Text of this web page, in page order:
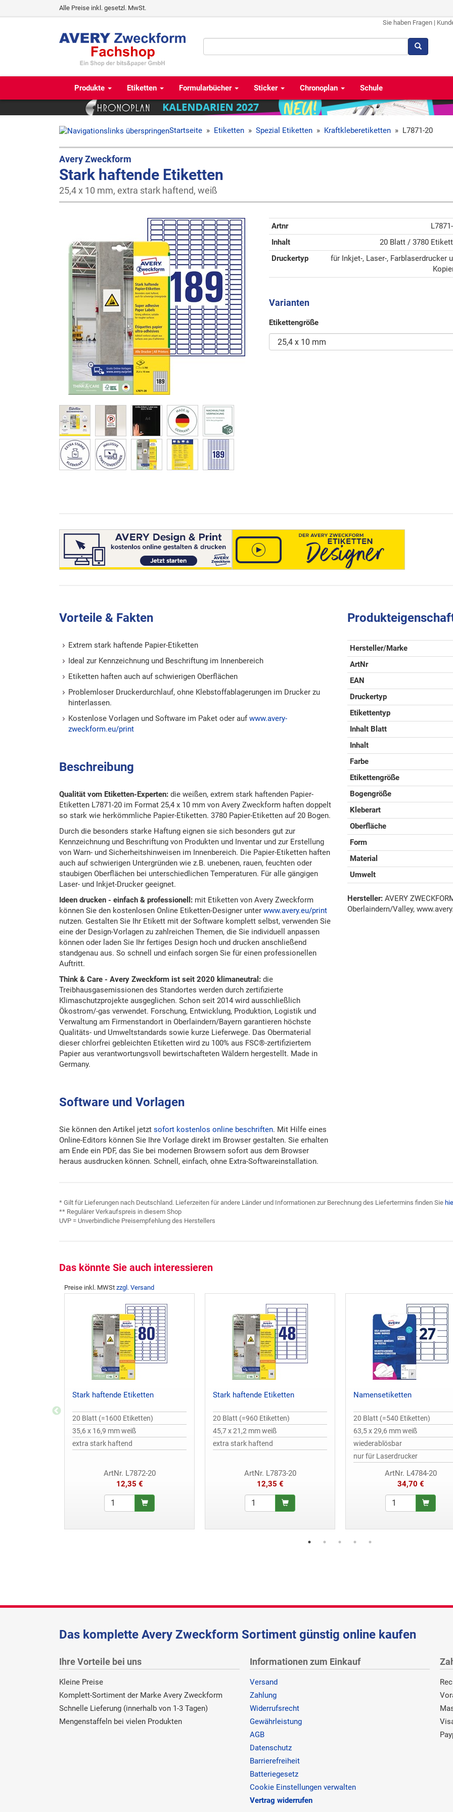
Alle Preise inkl. gesetzl. MwSt.
Sie haben Fragen |
Produkte Etiketten Formularbücher Sticker Chronoplan Schule
Startseite » Etiketten » Spezial Etiketten » Kraftkleberetiketten » L7871-20
Avery Zweckform
Stark haftende Etiketten
25,4 x 10 mm, extra stark haftend, weiß
Artnr
Inhalt
20 Blatt / 3780
Druckertyp
für Inkjet-, Laser-, Farblaserdrucker
Varianten
Etikettengröße
Vorteile & Fakten
Extrem stark haftende Papier-Etiketten
Ideal zur Kennzeichnung und Beschriftung im Innenbereich
Etiketten haften auch auf schwierigen Oberflächen
Problemloser Druckerdurchlauf, ohne Klebstoffablagerungen im Drucker zu
hinterlassen.
Kostenlose Vorlagen und Software im Paket oder aufwww.avery-
zweckform.eu/print
Beschreibung
Qualität vom Etiketten-Experten: die weißen, extrem stark haftenden Papier-
Etiketten L7871-20 im Format 25,4 x 10 mm von Avery Zweckform haften doppelt
so stark wie herkömmliche Papier-Etiketten. 3780 Papier-Etiketten auf 20 Bogen.
Durch die besonders starke Haftung eignen sie sich besonders gut zur
Kennzeichnung und Beschriftung von Produkten und Inventar und zur Erstellung
von Warn- und Sicherheitshinweisen im Innenbereich. Die Papier-Etiketten haften
auch auf schwierigen Untergründen wie z.B. unebenen, rauen, feuchten oder
staubigen Oberflächen bei unterschiedlichen Temperaturen. Für alle gängigen
Laser- und Inkjet-Drucker geeignet.
Ideen drucken - einfach & professionell: mit Etiketten von Avery Zweckform
können Sie den kostenlosen Online Etiketten-Designer unter www.avery.eu/print
nutzen. Gestalten Sie Ihr Etikett mit der Software komplett selbst, verwenden Sie
eine der Design-Vorlagen zu zahlreichen Themen, die Sie individuell anpassen
können oder laden Sie Ihr fertiges Design hoch und drucken anschließend
standgenau aus. So schnell und einfach sorgen Sie für einen professionellen
Auftritt.
Think & Care - Avery Zweckform ist seit 2020 klimaneutral: die
Treibhausgasemissionen des Standortes werden durch zertifizierte
Klimaschutzprojekte ausgeglichen. Schon seit 2014 wird ausschließlich
Ökostrom/-gas verwendet. Forschung, Entwicklung, Produktion, Logistik und
Verwaltung am Firmenstandort in Oberlaindern/Bayern garantieren höchste
Qualitäts- und Umweltstandards sowie kurze Lieferwege. Das Obermaterial
dieser chlorfrei gebleichten Etiketten wird zu 100% aus FSC®-zertifiziertem
Papier aus verantwortungsvoll bewirtschafteten Wäldern hergestellt. Made in
Germany.
Software und Vorlagen
Sie können den Artikel jetzt sofort kostenlos online beschriften. Mit Hilfe eines
Online-Editors können Sie Ihre Vorlage direkt im Browser gestalten. Sie erhalten
am Ende ein PDF, das Sie bei modernen Browsern sofort aus dem Browser
heraus ausdrucken können. Schnell, einfach, ohne Extra-Softwareinstallation.
Hersteller/Marke
ArtNr
EAN
Druckertyp
Etikettentyp
Inhalt Blatt
Inhalt
Farbe
Etikettengröße
Bogengröße
Kleberart
Oberfläche
Form
Material
Umwelt
Hersteller: AVERY
Oberlaindern/Valley,
* Gilt für Lieferungen nach Deutschland. Lieferzeiten für andere Länder und Informationen zur Berechnung des Liefertermins finden Sie
** Regulärer Verkaufspreis in diesem Shop
UVP = Unverbindliche Preisempfehlung des Herstellers
Das könnte Sie auch interessieren
Preise inkl. MWSt zzgl. Versand
Stark haftende Etiketten
20 Blatt (=1600 Etiketten)
35,6 x 16,9 mm weiß
extra stark haftend
ArtNr. L7872-20
12,35 €
Stark haftende Etiketten
20 Blatt (=960 Etiketten)
45,7 x 21,2 mm weiß
extra stark haftend
ArtNr. L7873-20
12,35 €
Namensetiketten
20 Blatt (=540 Etiketten)
63,5 x 29,6 mm weiß
wiederablösbar
nur für Laserdrucker
ArtNr. L4784-20
34,70 €
Das komplette Avery Zweckform Sortiment günstig online kaufen
Ihre Vorteile bei uns
Kleine Preise
Komplett-Sortiment der Marke Avery Zweckform
Schnelle Lieferung (innerhalb von 1-3 Tagen)
Mengenstaffeln bei vielen Produkten
Informationen zum Einkauf
Versand
Zahlung
Widerrufsrecht
Gewährleistung
AGB
Datenschutz
Barrierefreiheit
Batteriegesetz
Cookie Einstellungen verwalten
Vertrag widerrufen